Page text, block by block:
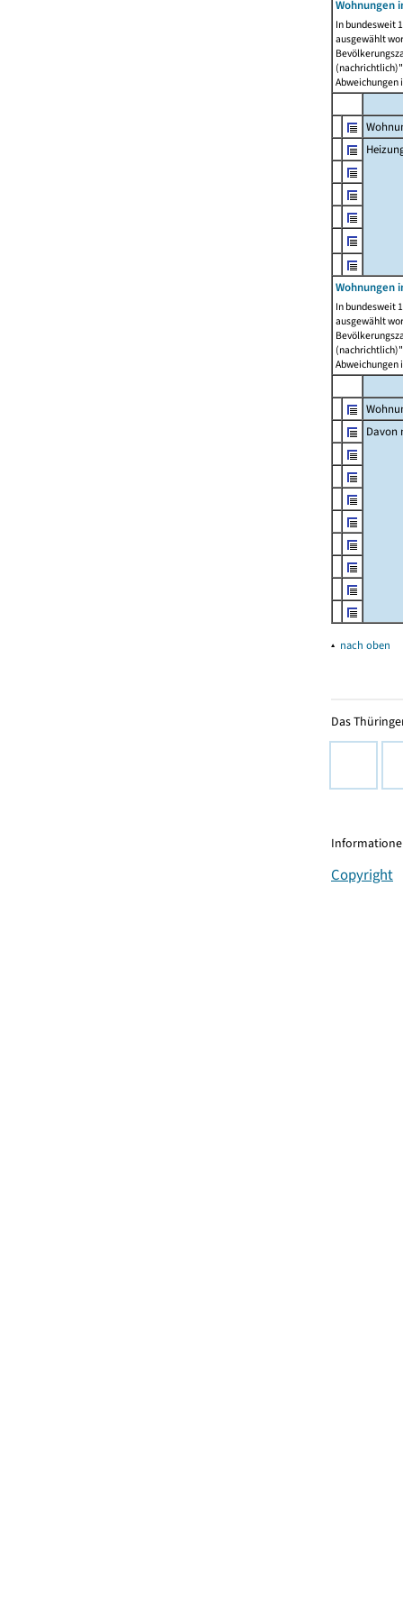
Wohnungen
In bundesweit
ausgewählt
Abweichungen
Wohnungen
In bundesweit
ausgewählt
Abweichungen
Davon
▴ nach oben
Das
Copyright